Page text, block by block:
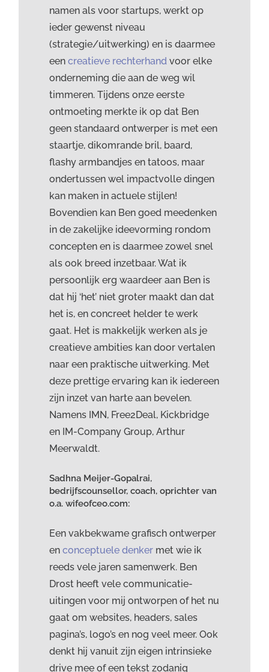
namen als voor startups, werkt op
ieder gewenst niveau
(strategie/uitwerking) en is daarmee
eencreatieve rechterhand voor elke
onderneming die aan de weg wil
timmeren. Tijdens onze eerste
ontmoeting merkte ik op dat Ben
geen standaard ontwerper is met een
staartje, dikomrande bril, baard,
flashy armbandjes en tatoos, maar
ondertussen wel impactvolle dingen
kan maken in actuele stijlen!
Bovendien kan Ben goed meedenken
in de zakelijke ideevorming rondom
concepten en is daarmee zowel snel
als ook breed inzetbaar. Wat ik
persoonlijk erg waardeer aan Ben is
dat hij ‘het’ niet groter maakt dan dat
het is, en concreet helder te werk
gaat. Het is makkelijk werken als je
creatieve ambities kan door vertalen
naar een praktische uitwerking. Met
deze prettige ervaring kan ik iedereen
zijn inzet van harte aan bevelen.
Namens IMN, Free2Deal, Kickbridge
en IM-Company Group, Arthur
Meerwaldt.
Sadhna Meijer-Gopalrai,
bedrijfscounsellor, coach, oprichter van
o.a. wifeofceo.com:
Een vakbekwame grafisch ontwerper
enconceptuele denker met wie ik
reeds vele jaren samenwerk. Ben
Drost heeft vele communicatie-
uitingen voor mij ontworpen of het nu
gaat om websites, headers, sales
pagina’s, logo’s en nog veel meer. Ook
denkt hij vanuit zijn eigen intrinsieke
drive mee of een tekst zodanig